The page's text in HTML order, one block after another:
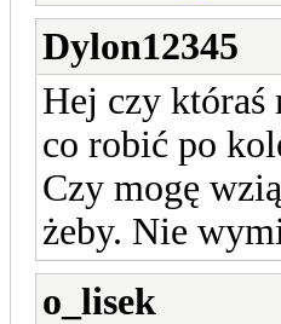
Dylon12345
Hej czy któraś
co robić po
Czy mogę
żeby. Nie
o_lisek